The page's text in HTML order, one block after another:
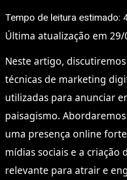
Tempo de leitura estimado:
Última atualização em 29/
Neste artigo,
técnicas de marketing
utilizadas para anunciar
paisagismo.
uma presença online
mídias sociais e a criação
relevante para atrair e